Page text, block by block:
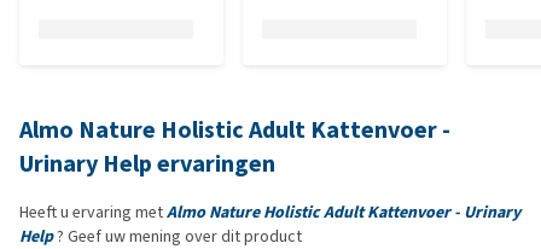
Almo Nature Holistic Adult Kattenvoer -
Urinary Help ervaringen
Heeft u ervaring metAlmo Nature Holistic Adult Kattenvoer - Urinary
Help? Geef uw mening over dit product